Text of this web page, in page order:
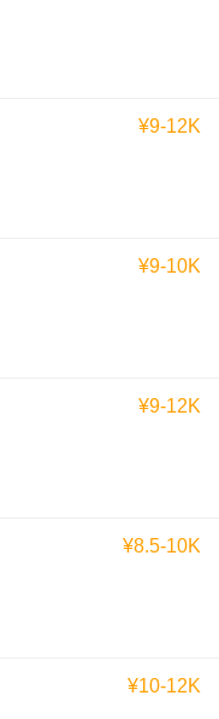
¥9-12K
¥9-10K
¥9-12K
¥8.5-10K
¥10-12K